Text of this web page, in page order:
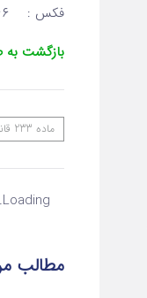
فکس : ۸۸۲۰۵۷۶۶ ۲۱ ۹۸++
بازگشت
ماده 233 قانون مالیات
Loading...
مطالب